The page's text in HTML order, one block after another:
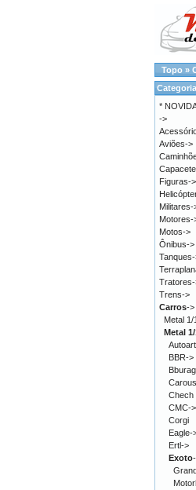
Topo »
*
->
Aviões->
Figuras->
Militares-
Motores-
Motos->
Ônibus->
Trens->
Carros->
Metal 1/
Metal
BBR->
Chech
CMC->
Corgi
Eagle-
Ertl->
Exoto